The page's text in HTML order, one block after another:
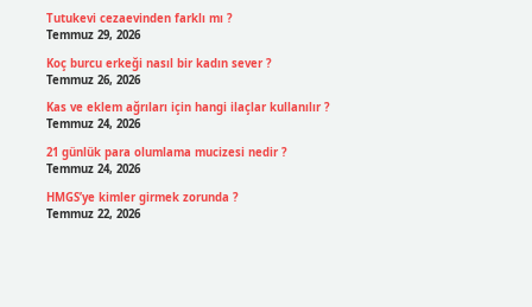
Tutukevi cezaevinden farklı mı ?
Temmuz 29, 2026
Koç burcu erkeği nasıl bir kadın sever ?
Temmuz 26, 2026
Kas ve eklem ağrıları için hangi ilaçlar kullanılır ?
Temmuz 24, 2026
21 günlük para olumlama mucizesi nedir ?
Temmuz 24, 2026
HMGS’ye kimler girmek zorunda ?
Temmuz 22, 2026